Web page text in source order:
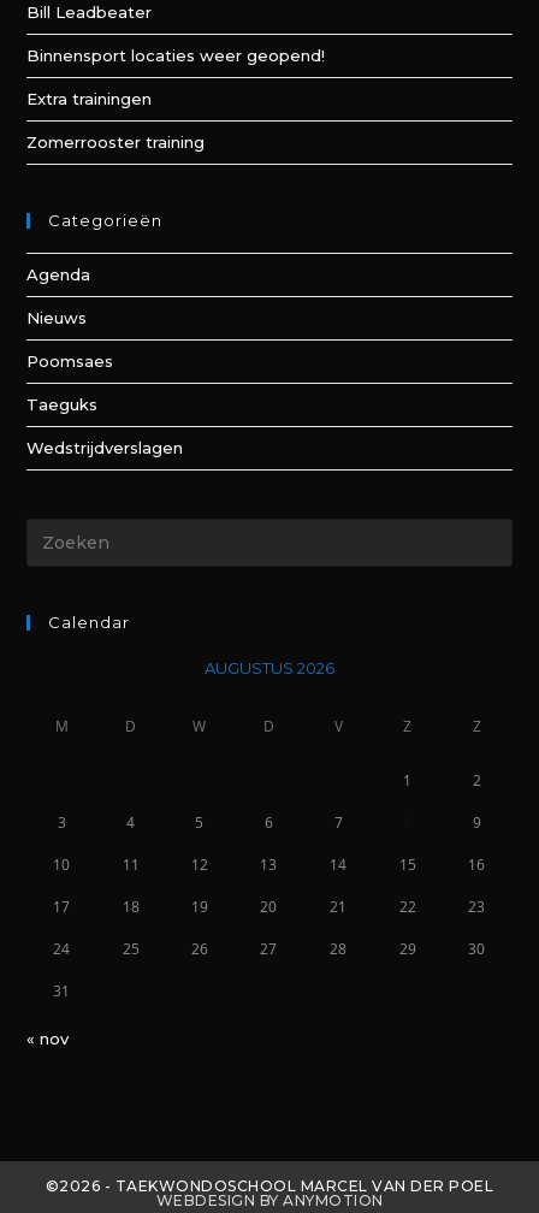
Bill Leadbeater
Binnensport locaties weer geopend!
Extra trainingen
Zomerrooster training
Categorieën
Agenda
Nieuws
Poomsaes
Taeguks
Wedstrijdverslagen
Calendar
AUGUSTUS 2026
M D W D V Z Z
1 2
3 4 5 6 7 9
10 11 12 13 14 15 16
17 18 19 20 21 22 23
24 25 26 27 28 29 30
31
« nov
©2026 - TAEKWONDOSCHOOL MARCEL VAN DER POEL
WEBDESIGN BY ANYMOTION